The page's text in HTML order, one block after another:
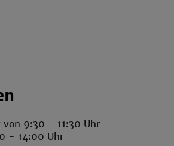
9:30 - 11:30 Uhr
- 14:00 Uhr